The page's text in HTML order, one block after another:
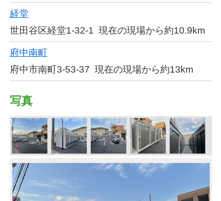
経堂
世田谷区経堂1-32-1 現在の現場から約10.9km
府中南町
府中市南町3-53-37 現在の現場から約13km
写真